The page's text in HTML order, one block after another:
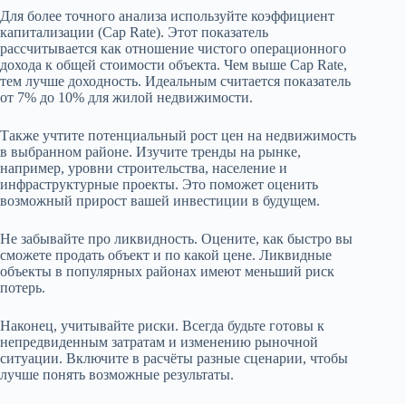
Для более точного анализа используйте коэффициент
капитализации (Cap Rate). Этот показатель
рассчитывается как отношение чистого операционного
дохода к общей стоимости объекта. Чем выше Cap Rate,
тем лучше доходность. Идеальным считается показатель
от 7% до 10% для жилой недвижимости.
Также учтите потенциальный рост цен на недвижимость
в выбранном районе. Изучите тренды на рынке,
например, уровни строительства, население и
инфраструктурные проекты. Это поможет оценить
возможный прирост вашей инвестиции в будущем.
Не забывайте про ликвидность. Оцените, как быстро вы
сможете продать объект и по какой цене. Ликвидные
объекты в популярных районах имеют меньший риск
потерь.
Наконец, учитывайте риски. Всегда будьте готовы к
непредвиденным затратам и изменению рыночной
ситуации. Включите в расчёты разные сценарии, чтобы
лучше понять возможные результаты.